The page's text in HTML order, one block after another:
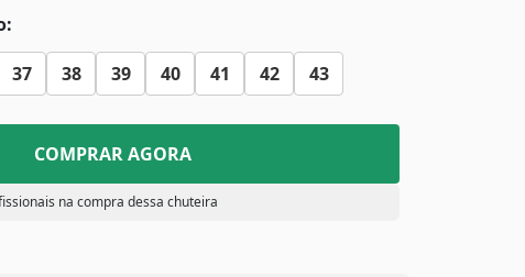
37 38 39 40 41 42 43
COMPRAR AGORA
na compra dessa chuteira